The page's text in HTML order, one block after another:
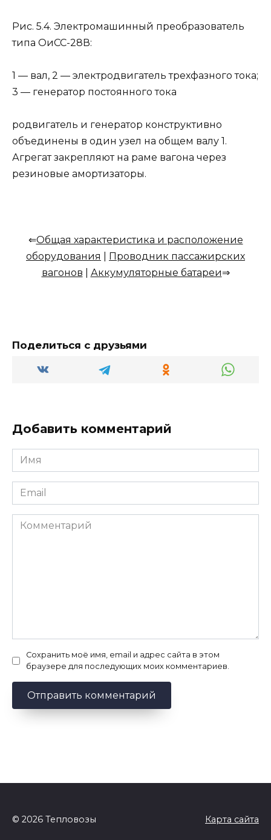
Рис. 5.4. Электромашинный преобразователь
типа ОиСС-28В:
1 — вал, 2 — электродвигатель трехфазного тока;
3 — генератор постоянного тока
родвигатель и генератор конструктивно
объединены в один узел на общем валу 1.
Агрегат закрепляют на раме вагона через
резиновые амортизаторы.
⇐Общая характеристика и расположение
оборудования
Проводник пассажирских
вагонов
Аккумуляторные батареи⇒
Поделиться с друзьями
Добавить комментарий
Имя
*
Email
*
Комментарий
Сохранить моё имя, email и адрес сайта в этом
браузере для последующих моих комментариев.
© 2026 Тепловозы Карта сайта